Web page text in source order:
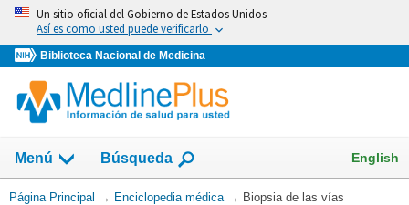
Omita
vaya
al
Contenido
Un sitio oficial del Gobierno de Estados Unidos
Así es como usted puede verificarlo
Biblioteca Nacional de Medicina
Menú Búsqueda English
Usted
Página Principal → Enciclopedia médica → Biopsia de las vías